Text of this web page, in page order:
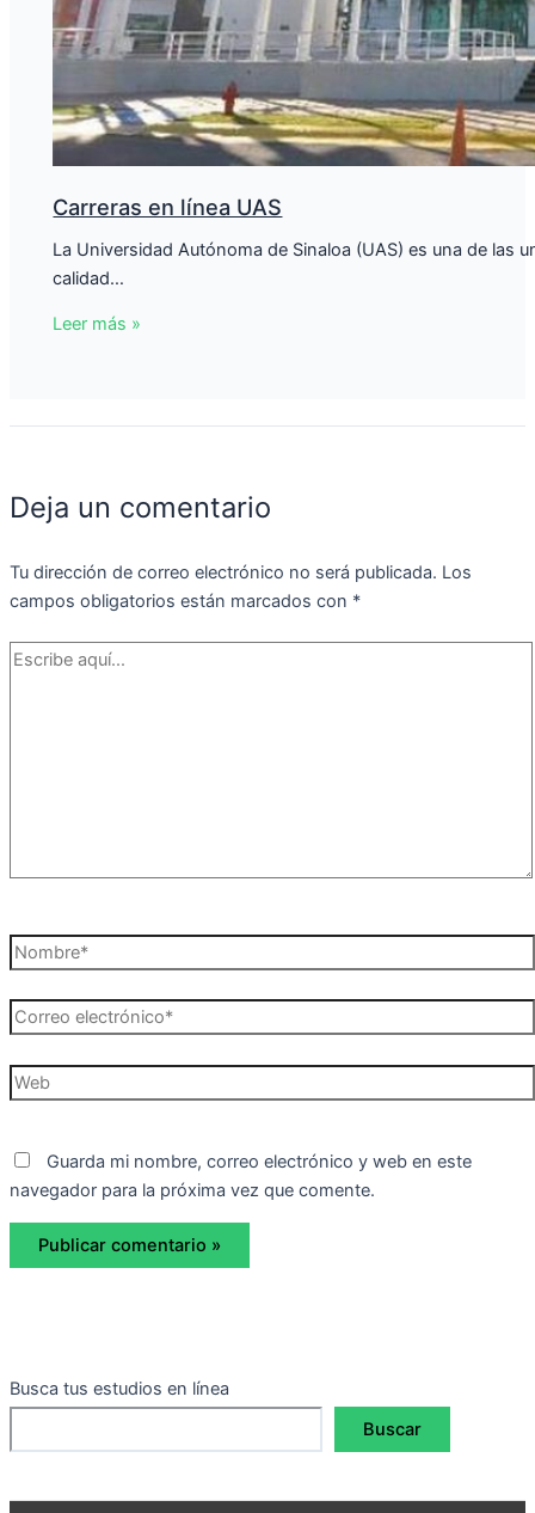
Carreras en línea UAS
La Universidad Autónoma de Sinaloa (UAS) es una de
calidad…
Leer más »
Deja un comentario
Tu dirección de correo electrónico no será publicada. Los
campos obligatorios están marcados con *
Escribe
Nombre*
Correo
electrónico*
Web
Guarda mi nombre, correo electrónico y web en este
navegador para la próxima vez que comente.
Busca tus estudios en línea
Buscar